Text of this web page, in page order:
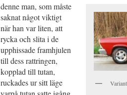
denne man, som måste
saknat något viktigt
när han var liten, att
rycka och slita i de
upphissade framhjulen
till dess rattringen,
kopplad till tutan,
ruckades ur sitt läge